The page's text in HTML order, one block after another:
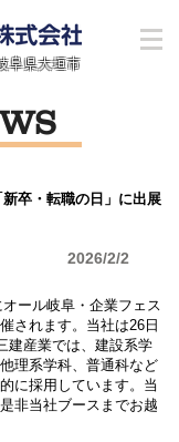
阜県大垣市
卒・転職の日」に出展
2026/2/2
ール岐阜・企業フェス
されます。当社は26日
建産業では、建設系学
理系学科、普通科など
に採用しています。当
非当社ブースまでお越